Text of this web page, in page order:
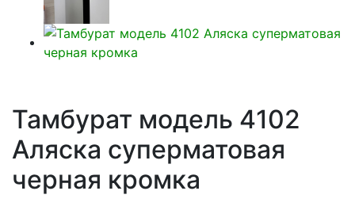
Тамбурат модель 4102
Аляска суперматовая
черная кромка